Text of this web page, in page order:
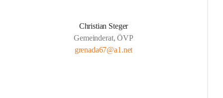
Christian Steger
Gemeinderat, ÖVP
grenada67@a1.net